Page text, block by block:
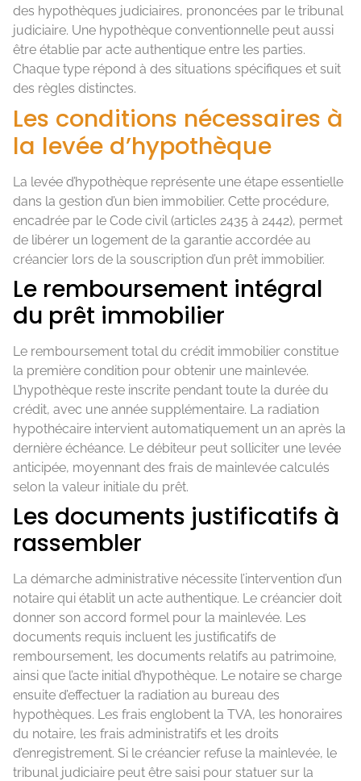
des hypothèques judiciaires, prononcées par le tribunal
judiciaire. Une hypothèque conventionnelle peut aussi
être établie par acte authentique entre les parties.
Chaque type répond à des situations spécifiques et suit
des règles distinctes.
Les conditions nécessaires à
la levée d’hypothèque
La levée d’hypothèque représente une étape essentielle
dans la gestion d’un bien immobilier. Cette procédure,
encadrée par le Code civil (articles 2435 à 2442), permet
de libérer un logement de la garantie accordée au
créancier lors de la souscription d’un prêt immobilier.
Le remboursement intégral
du prêt immobilier
Le remboursement total du crédit immobilier constitue
la première condition pour obtenir une mainlevée.
L’hypothèque reste inscrite pendant toute la durée du
crédit, avec une année supplémentaire. La radiation
hypothécaire intervient automatiquement un an après la
dernière échéance. Le débiteur peut solliciter une levée
anticipée, moyennant des frais de mainlevée calculés
selon la valeur initiale du prêt.
Les documents justificatifs à
rassembler
La démarche administrative nécessite l’intervention d’un
notaire qui établit un acte authentique. Le créancier doit
donner son accord formel pour la mainlevée. Les
documents requis incluent les justificatifs de
remboursement, les documents relatifs au patrimoine,
ainsi que l’acte initial d’hypothèque. Le notaire se charge
ensuite d’effectuer la radiation au bureau des
hypothèques. Les frais englobent la TVA, les honoraires
du notaire, les frais administratifs et les droits
d’enregistrement. Si le créancier refuse la mainlevée, le
tribunal judiciaire peut être saisi pour statuer sur la